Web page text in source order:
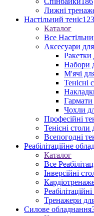
Лижні
Настільний теніс
Каталог
Все
Аксесуари
Ракетки
Набори
М'ячі
Тенісні
Гармати
Чохли
Професійні
Тенісні
Всепогодні
Реабілітаційне
Каталог
Все
Інверсійні
Тренажери
Силове обладнання